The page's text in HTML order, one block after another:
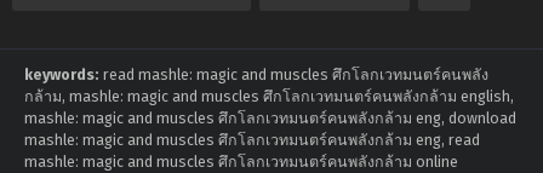
keywords: read mashle: magic and muscles ศึกโลกเวทมนตร์คนพลัง
กล้าม, mashle: magic and muscles ศึกโลกเวทมนตร์คนพลังกล้าม english,
mashle: magic and muscles ศึกโลกเวทมนตร์คนพลังกล้าม eng, download
mashle: magic and muscles ศึกโลกเวทมนตร์คนพลังกล้าม eng, read
mashle: magic and muscles ศึกโลกเวทมนตร์คนพลังกล้าม online